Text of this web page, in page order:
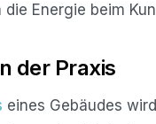
die Energie beim
der Praxis
eines Gebäudes